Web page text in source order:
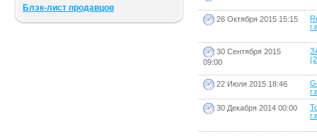
Блэк-лист продавцов
26 Октября 2015 15:15
30 Сентября 2015
09:00
22 Июля 2015 18:46
30 Декабря 2014 00:00